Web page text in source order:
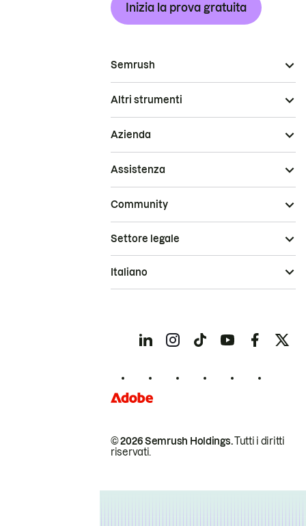
Inizia la prova gratuita
Semrush
Altri strumenti
Azienda
Assistenza
Community
© 2026 Semrush Holdings.Tutti i diritti
riservati.
Settore legale
Italiano